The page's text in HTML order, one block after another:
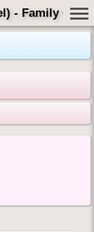
- Family Card